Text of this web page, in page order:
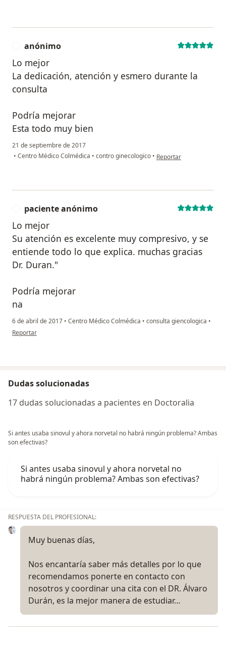
anónimo
Lo mejor
La dedicación, atención y esmero durante la
consulta
Podría mejorar
Esta todo muy bien
21 de septiembre de 2017
• Centro Médico Colmédica • contro ginecologico • en opinión del usuario
Reportar
paciente anónimo
Lo mejor
Su atención es excelente muy compresivo, y se
entiende todo lo que explica. muchas gracias
Dr. Duran."
Podría mejorar
na
6 de abril de 2017 • Centro Médico Colmédica • consulta giencologica •
en opinión del usuario paciente anónimo
Reportar
Dudas solucionadas
17 dudas solucionadas a pacientes en Doctoralia
Si antes usaba sinovul y ahora norvetal no habrá ningún problema? Ambas
son efectivas?
Si antes usaba sinovul y ahora norvetal no
habrá ningún problema? Ambas son efectivas?
RESPUESTA DEL PROFESIONAL:
Muy buenas días,
Nos encantaría saber más detalles por lo que
recomendamos ponerte en contacto con
nosotros y coordinar una cita con el DR. Álvaro
Durán, es la mejor manera de estudiar…